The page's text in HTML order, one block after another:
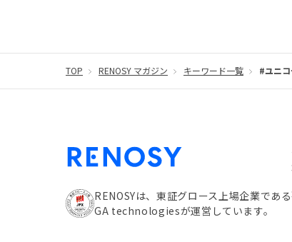
TOP RENOSY マガジン キーワード一覧 #ユニ
RENOSYは、東証グロース上場企業である
GA technologiesが運営しています。